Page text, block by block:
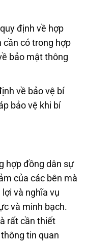
định về hợp
cần có trong hợp
bảo mật thông
về bảo vệ bí
bảo vệ khi bí
hợp đồng dân sự
của các bên mà
và nghĩa vụ
và minh bạch.
rất cần thiết
tin quan